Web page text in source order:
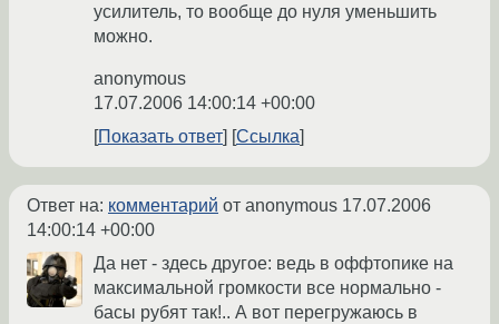
усилитель, то вообще до нуля уменьшить
можно.
anonymous
17.07.2006 14:00:14 +00:00
Показать ответ
Ссылка
Ответ на: комментарий от anonymous 17.07.2006
14:00:14 +00:00
Да нет - здесь другое: ведь в оффтопике на
максимальной громкости все нормально -
басы рубят так!.. А вот перегружаюсь в